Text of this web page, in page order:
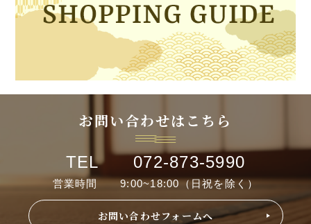
お問い合わせはこちら
TEL 072-873-5990
営業時間 9:00~18:00（日祝を除く）
お問い合わせフォームへ